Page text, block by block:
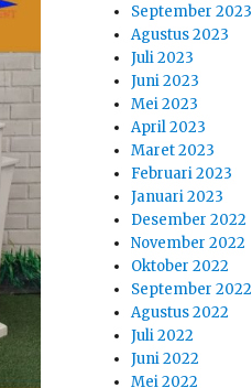
September 2023
Agustus 2023
Juli 2023
Juni 2023
Mei 2023
April 2023
Maret 2023
Februari 2023
Januari 2023
Desember 2022
November 2022
Oktober 2022
September 2022
Agustus 2022
Juli 2022
Juni 2022
Mei 2022